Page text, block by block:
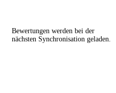
Bewertungen werden bei der
nächsten Synchronisation geladen.